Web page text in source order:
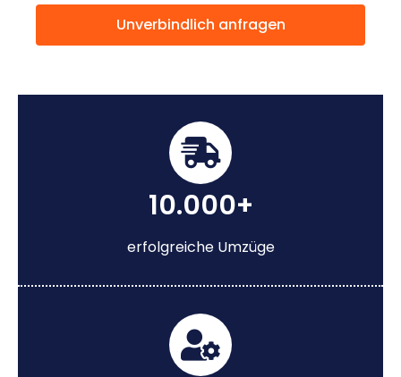
Unverbindlich anfragen
10.000+
erfolgreiche Umzüge